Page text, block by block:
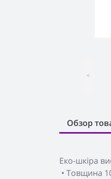
<
Обзор
Еко-шкіра
• Товщина